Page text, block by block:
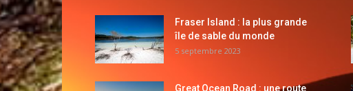
Fraser Island : la plus grande
île de sable du monde
5 septembre 2023
Great Ocean Road : une route